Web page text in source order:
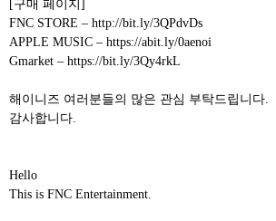
[구매 페이지]
FNC STORE – http://bit.ly/3QPdvDs
APPLE MUSIC – https://abit.ly/0aenoi
Gmarket – https://bit.ly/3Qy4rkL
해이니즈 여러분들의 많은 관심 부탁드립니다.
감사합니다.
Hello
This is FNC Entertainment.